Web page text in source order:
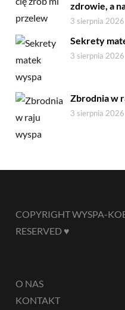
zdrowie, a
3 sierpnia 2026
Sekrety
3 sierpnia 2026
Zbrodnia w
3 sierpnia 2026
COPYRIGHT WYSPA-
RESERVED ♥
O NAS
KONTAKT